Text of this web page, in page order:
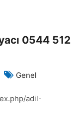
0544 512
Genel
adil-